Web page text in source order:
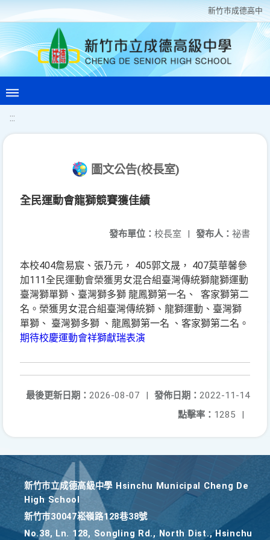
新竹巿成德高中
:::
圖文公告(校長室)
全民運動會龍獅競賽獲佳績
發布人： 祕書
發布單位： 校長室 |
本校404詹易宸、張乃元， 405郭文晟， 407莫華馨參
加111全民運動會榮獲男女混合組臺灣傳統獅龍獅運動
臺灣獅單獅、臺灣獅多獅 龍鳳獅第一名、 客家獅第二
名。榮獲男女混合組臺灣傳統獅、龍獅運動、臺灣獅
單獅、 臺灣獅多獅 、龍鳳獅第一名 、客家獅第二名。
期待校慶運動會祥獅獻瑞表演
發佈日期： 2022-11-14
最後更新日期： 2026-08-07
|
點擊率： 1285 |
新竹巿立成德高級中學 Hsinchu Municipal Cheng De
High School
新竹巿30047崧嶺路128巷38號
No.38, Ln. 128, Songling Rd., North Dist., Hsinchu